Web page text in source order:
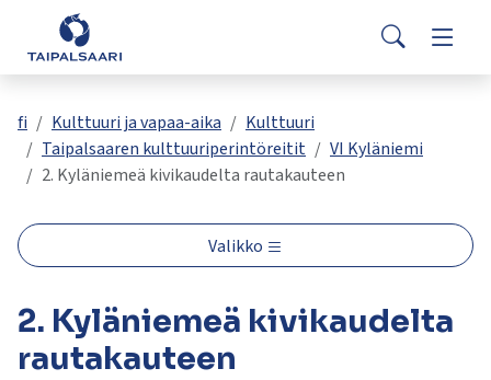
Siirry pääsisältöön
Palaute
Yhteystiedot
Search
Valitse
oleva
tulos
ylös-
alasnuolilla.
Siirry
hakutulokseen
painamalla
enteriä.
Asuminen ja rakentaminen
Opetus ja kasvatus
Hyvinvointi ja terveys
Kulttuuri ja vapaa-aika
Kunta ja päätöksenteko
fi Kulttuuri ja vapaa-aika
Kulttuuri
Taipalsaaren kulttuuriperintöreitit
VI Kyläniemi
2. Kyläniemeä kivikaudelta rautakauteen
Valikko
2. Kyläniemeä kivikaudelta
rautakauteen